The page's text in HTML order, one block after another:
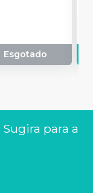
Esgotado
Sugira para a